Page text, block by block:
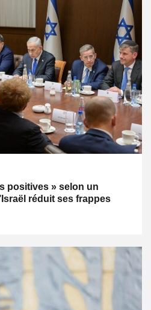
positives » selon un
réduit ses frappes